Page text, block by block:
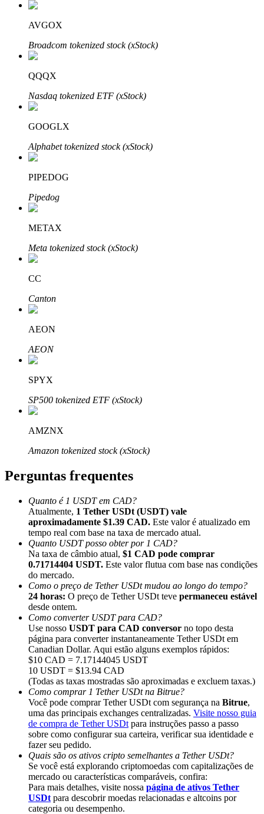
Investimento Automático
Obtenha lucro a longo prazo e interesses flexíveis
Aprenda a apostar
Aprenda como ganhar renda passiva
Bitrue
Parceiros Bitrue
Afiliados Bitrue
Até 65% de comissões!
Indicação
Convide um amigo para receber recompensas em dinheiro
BTC Welcome Rewards
BTC Welcome Rewards
Deposit & Trade BTC to Share 25000 USDT prize pool!
AVGOX
Broadcom tokenized stock (xStock)
QQQX
Nasdaq tokenized ETF (xStock)
GOOGLX
Alphabet tokenized stock (xStock)
PIPEDOG
Pipedog
METAX
Meta tokenized stock (xStock)
CC
Canton
AEON
AEON
SPYX
SP500 tokenized ETF (xStock)
AMZNX
Amazon tokenized stock (xStock)
Perguntas frequentes
Quanto é 1 USDT em CAD?
Atualmente, 1 Tether USDt (USDT) vale
aproximadamente $1.39 CAD. Este valor é atualizado em
tempo real com base na taxa de mercado atual.
Quanto USDT posso obter por 1 CAD?
Na taxa de câmbio atual, $1 CAD pode comprar
0.71714404 USDT. Este valor flutua com base nas condições
do mercado.
Como o preço de Tether USDt mudou ao longo do tempo?
24 horas: O preço de Tether USDt teve permaneceu estável
desde ontem.
Como converter USDT para CAD?
Use nosso USDT para CAD conversor no topo desta
página para converter instantaneamente Tether USDt em
Canadian Dollar. Aqui estão alguns exemplos rápidos:
$10 CAD = 7.17144045 USDT
10 USDT = $13.94 CAD
(Todas as taxas mostradas são aproximadas e excluem taxas.)
Como comprar 1 Tether USDt na Bitrue?
Você pode comprar Tether USDt com segurança na Bitrue,
uma das principais exchanges centralizadas. Visite nosso guia
de compra de Tether USDt para instruções passo a passo
sobre como configurar sua carteira, verificar sua identidade e
fazer seu pedido.
Quais são os ativos cripto semelhantes a Tether USDt?
Se você está explorando criptomoedas com capitalizações de
mercado ou características comparáveis, confira:
Para mais detalhes, visite nossa página de ativos Tether
USDt para descobrir moedas relacionadas e altcoins por
categoria ou desempenho.